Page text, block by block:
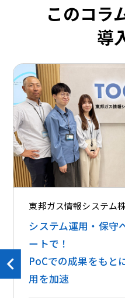
このコラ
導
東邦ガス情報システム
システム運用・保守
ートで！
PoCでの成果をもと
用を加速